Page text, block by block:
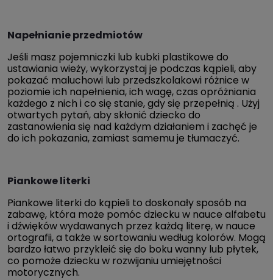
Napełnianie przedmiotów
Jeśli masz pojemniczki lub kubki plastikowe do
ustawiania wieży, wykorzystaj je podczas kąpieli, aby
pokazać maluchowi lub przedszkolakowi różnice w
poziomie ich napełnienia, ich wagę, czas opróżniania
każdego z nich i co się stanie, gdy się przepełnią . Użyj
otwartych pytań, aby skłonić dziecko do
zastanowienia się nad każdym działaniem i zachęć je
do ich pokazania, zamiast samemu je tłumaczyć.
Piankowe literki
Piankowe literki do kąpieli to doskonały sposób na
zabawę, która może pomóc dziecku w nauce alfabetu
i dźwięków wydawanych przez każdą literę, w nauce
ortografii, a także w sortowaniu według kolorów. Mogą
bardzo łatwo przykleić się do boku wanny lub płytek,
co pomoże dziecku w rozwijaniu umiejętności
motorycznych.